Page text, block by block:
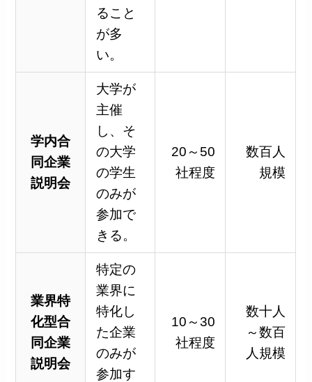
ること
が多
い。
学内合
同企業
説明会
大学が
主催
し、そ
の大学
の学生
のみが
参加で
きる。
20～50
社程度
数百人
規模
業界特
化型合
同企業
説明会
特定の
業界に
特化し
た企業
のみが
参加す
10～30
社程度
数十人
～数百
人規模